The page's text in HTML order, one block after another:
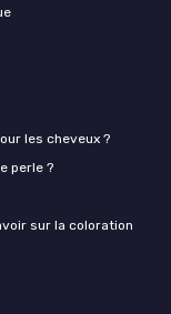
les cheveux ?
perle ?
sur la coloration